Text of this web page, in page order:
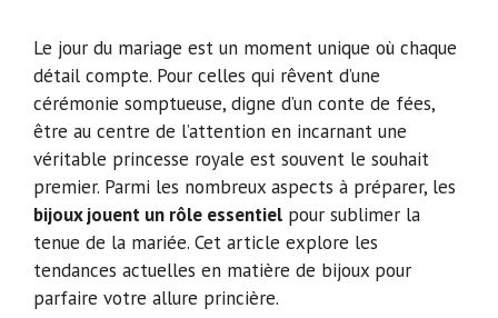
Le jour du mariage est un moment unique où chaque
détail compte. Pour celles qui rêvent d’une
cérémonie somptueuse, digne d’un conte de fées,
être au centre de l’attention en incarnant une
véritable princesse royale est souvent le souhait
premier. Parmi les nombreux aspects à préparer, les
bijoux jouent un rôle essentiel pour sublimer la
tenue de la mariée. Cet article explore les
tendances actuelles en matière de bijoux pour
parfaire votre allure princière.